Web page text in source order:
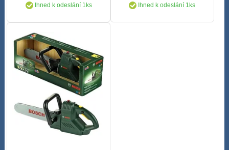
Ihned k odeslání 1ks Ihned k odeslání 1ks